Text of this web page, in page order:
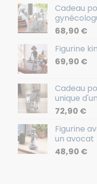
Cadeau
68,90 €
Figurine
69,90 €
Cadeau
unique
72,90 €
Figurine
un avocat
48,90 €